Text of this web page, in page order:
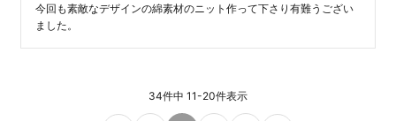
今回も素敵なデザインの綿素材のニット作って下さり有難うござい
34件中 11-20件表示